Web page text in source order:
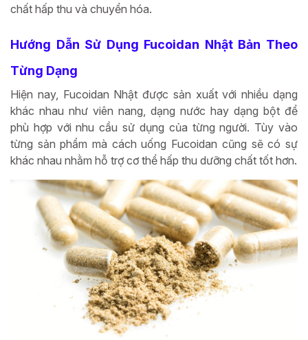
chất hấp thu và chuyển hóa.
Hướng Dẫn Sử Dụng Fucoidan Nhật Bản Theo
Từng Dạng
Hiện nay, Fucoidan Nhật được sản xuất với nhiều dạng
khác nhau như viên nang, dạng nước hay dạng bột để
phù hợp với nhu cầu sử dụng của từng người. Tùy vào
từng sản phẩm mà cách uống Fucoidan cũng sẽ có sự
khác nhau nhằm hỗ trợ cơ thể hấp thu dưỡng chất tốt hơn.